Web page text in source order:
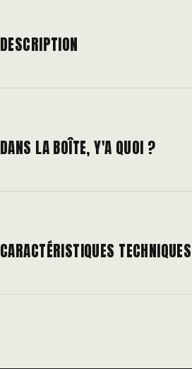
DESCRIPTION
DANS LA BOÎTE, Y'A QUOI ?
CARACTÉRISTIQUES TECHNIQUES